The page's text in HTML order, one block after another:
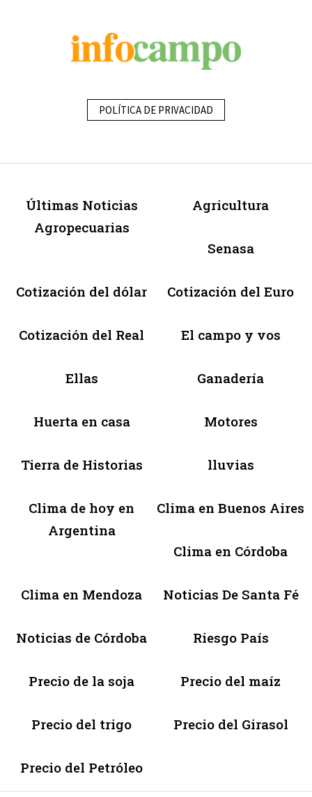
POLÍTICA DE PRIVACIDAD
Últimas Noticias
Agropecuarias
Agricultura
Senasa
Cotización del dólar Cotización del Euro
Cotización del Real El campo y vos
Ellas Ganadería
Huerta en casa Motores
Tierra de Historias lluvias
Clima de hoy en
Argentina
Clima en Buenos Aires
Clima en Córdoba
Clima en Mendoza Noticias De Santa Fé
Noticias de Córdoba Riesgo País
Precio de la soja Precio del maíz
Precio del trigo Precio del Girasol
Precio del Petróleo